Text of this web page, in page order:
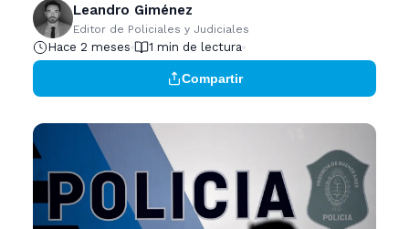
Leandro Giménez
Editor de Policiales y Judiciales
Hace 2 meses 1 min de lectura
Compartir